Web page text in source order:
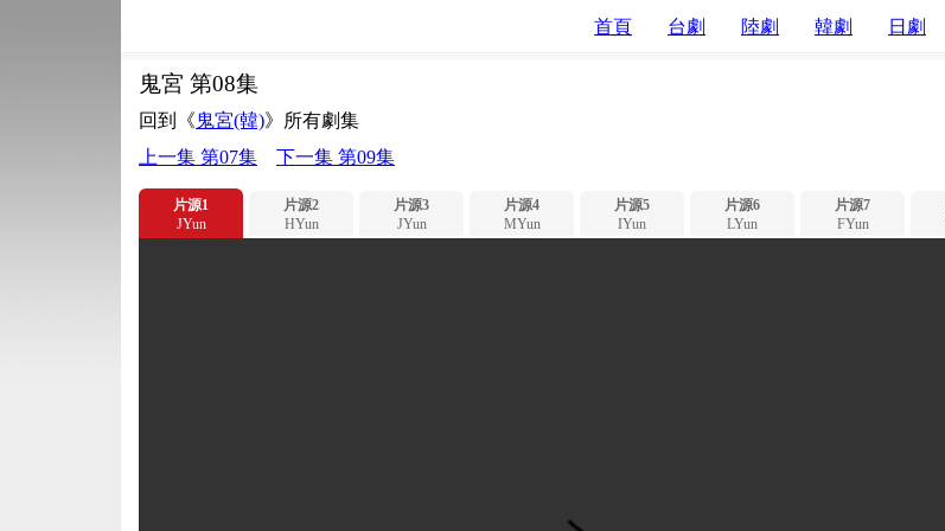
首頁 台劇 陸劇 韓劇 日劇
鬼宮 第08集
回到《鬼宮(韓)》所有劇集
上一集 第07集
下一集 第09集
片源1
JYun
片源2
HYun
片源3
JYun
片源4
MYun
片源5
IYun
片源6
LYun
片源7
FYun